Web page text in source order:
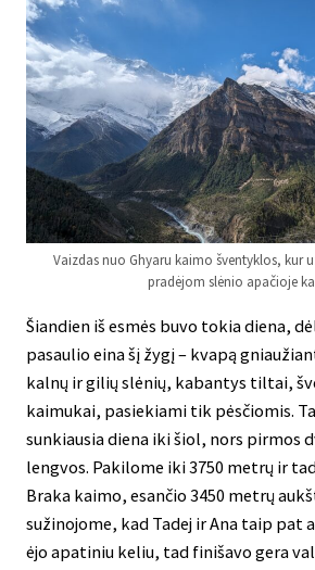
Vaizdas nuo Ghyaru kaimo šventyklos, kur
pradėjom slėnio apačioje
Šiandien iš esmės buvo tokia diena,
pasaulio eina šį žygį – kvapą
kalnų ir gilių slėnių, kabantys tiltai,
kaimukai, pasiekiami tik pėsčiomis.
sunkiausia diena iki šiol, nors pirmos
lengvos. Pakilome iki 3750 metrų ir
Braka kaimo, esančio 3450 metrų
sužinojome, kad Tadej ir Ana taip pat
ėjo apatiniu keliu, tad finišavo gera